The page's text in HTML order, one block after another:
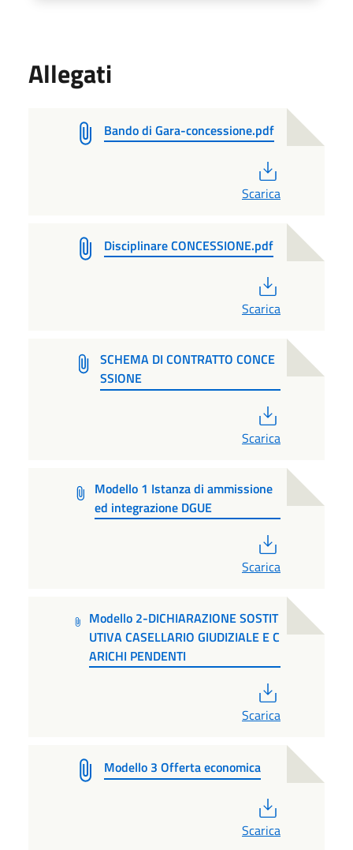
Allegati
Bando di Gara-concessione.pdf
Scarica
Disciplinare CONCESSIONE.pdf
Scarica
SCHEMA DI CONTRATTO CONCE
SSIONE
Scarica
Modello 1 Istanza di ammissione
ed integrazione DGUE
Scarica
Modello 2-DICHIARAZIONE SOSTIT
UTIVA CASELLARIO GIUDIZIALE E C
ARICHI PENDENTI
Scarica
Modello 3 Offerta economica
Scarica